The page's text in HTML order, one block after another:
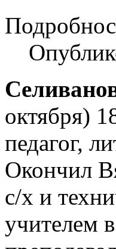
октября)
педагог,
Окончил
с/х и
учителем